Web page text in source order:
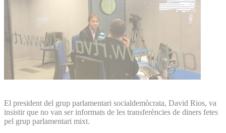
El president del grup parlamentari socialdemòcrata, David Rios, va
insistir que no van ser informats de les transferències de diners fetes
pel grup parlamentari mixt.